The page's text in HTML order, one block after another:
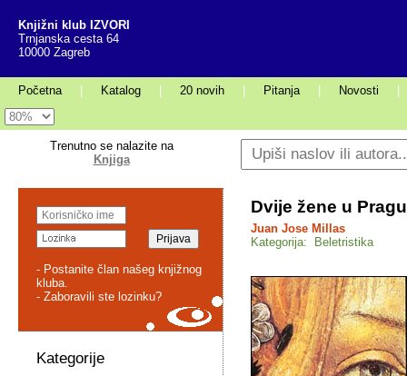
Knjižni klub IZVORI
Trnjanska cesta 64
10000 Zagreb
Početna Katalog 20 novih Pitanja Novosti
Trenutno se nalazite na
Knjiga
- Postanite član našeg knjižnog
kluba.
- Zaboravili ste lozinku?
Kategorije
Dvije žene u Pragu
Juan Jose Millas
Kategorija: Beletristika